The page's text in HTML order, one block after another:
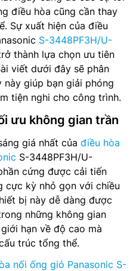
điều hòa cũng cần thay
Sự xuất hiện của điều
S-3448PF3H/U-
thành lựa chọn ưu tiên
viết dưới đây sẽ phân
giúp bạn giải phóng
tiện nghi cho công trình.
ưu không gian trần
giá nhất của điều hòa
S-3448PF3H/U-
cứng được cải tiến
cực kỳ nhỏ gọn với chiều
bị này dễ dàng được
những không gian
hạn về độ cao mà
trúc tổng thể.
nối ống gió Panasonic S-